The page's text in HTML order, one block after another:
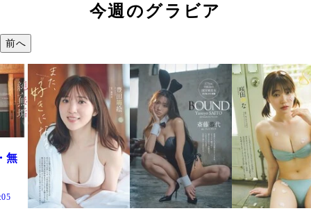
今週のグラビア
前へ